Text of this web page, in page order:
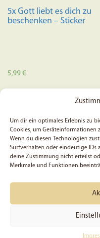
Um dir ein optimales Erlebnis zu
Cookies, um Geräteinformationen
Wenn du diesen Technologien
Surfverhalten oder eindeutige IDs
deine Zustimmung nicht erteilst
Merkmale und Funktionen
5x Gott liebt es dich zu
beschenken – Sticker
5,99€